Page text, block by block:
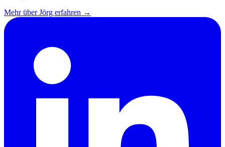
Mehr über Jörg erfahren →